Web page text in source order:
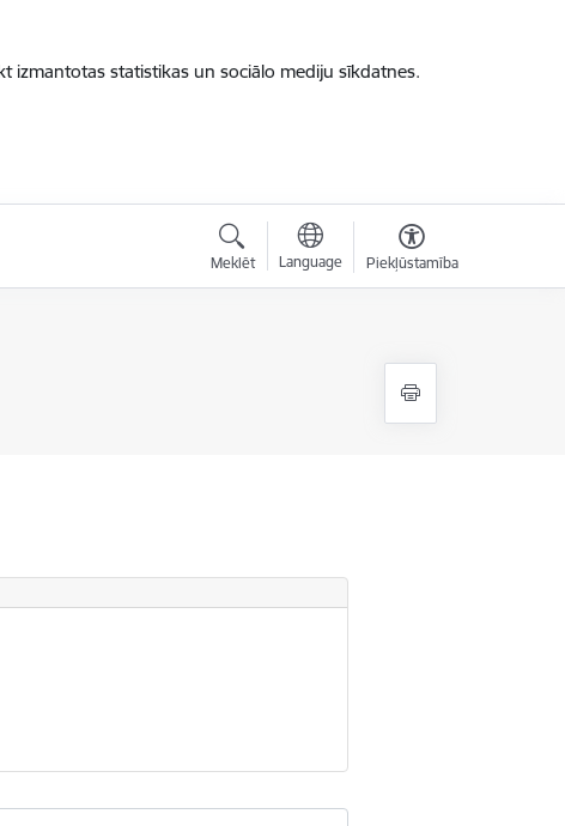
izmantotas statistikas un sociālo mediju sīkdatnes.
Meklēt Language Piekļūstamība